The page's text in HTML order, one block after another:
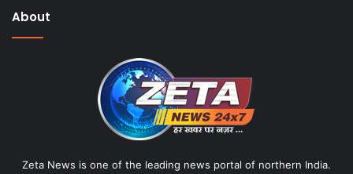
About
Zeta News is one of the leading news portal of northern India.